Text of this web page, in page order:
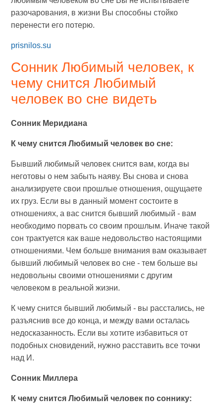
разочарования, в жизни Вы способны стойко
перенести его потерю.
prisnilos.su
Сонник Любимый человек, к
чему снится Любимый
человек во сне видеть
Сонник Меридиана
К чему снится Любимый человек во сне:
Бывший любимый человек снится вам, когда вы
неготовы о нем забыть наяву. Вы снова и снова
анализируете свои прошлые отношения, ощущаете
их груз. Если вы в данный момент состоите в
отношениях, а вас снится бывший любимый - вам
необходимо порвать со своим прошлым. Иначе такой
сон трактуется как ваше недовольство настоящими
отношениями. Чем больше внимания вам оказывает
бывший любимый человек во сне - тем больше вы
недовольны своими отношениями с другим
человеком в реальной жизни.
К чему снится бывший любимый - вы расстались, не
разъяснив все до конца, и между вами осталась
недосказанность. Если вы хотите избавиться от
подобных сновидений, нужно расставить все точки
над И.
Сонник Миллера
К чему снится Любимый человек по соннику: